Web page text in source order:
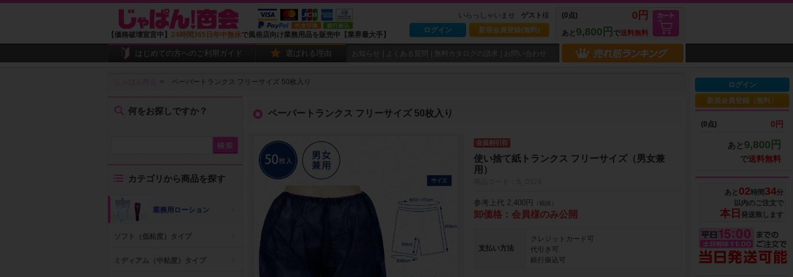
【価格破壊宣言中】 24時間365日年中無休で風俗店向け業務用品を販売中【業界最大手】
(0点) 0円
あと 9,800円 で送料無料
いらっしゃいませ ゲスト 様
ログイン
新規会員登録(無料)
はじめての方へのご利用ガイド 選ばれる理由 お知らせ よくある質問 無料カタログの請求 お問い合わせ
ログイン
新規会員登録（無料）
(0点) 0円
あと 9,800円
で送料無料
あと 02 時間 34分
以内のご注文で
本日 発送致します
ペーパートランクス フリーサイズ 50枚入り
何をお探しですか？
カテゴリから商品を探す
業務用ローション
ソフト（低粘度）タイプ
ミディアム（中粘度）タイプ
ペーパートランクス フリーサイズ 50枚入り
使い捨て紙トランクス フリーサイズ（男女兼
用）
参考上代 2,400円 （税抜）
卸価格：会員様のみ公開
支払い方法
クレジットカード可
代引き可
銀行振込可